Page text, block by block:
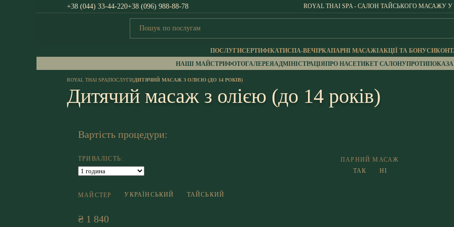
+38 (044) 33-44-220+38 (096) 988-88-78 ROYAL THAI SPA - САЛОН ТАЙСЬКОГО МАСАЖУ У
ПОСЛУГИСЕРТИФІКАТИСПА-ВЕЧІРКАПАРНІ МАСАЖІАКЦІЇ ТА БОНУСИ
НАШІ МАЙСТРИФОТОГАЛЕРЕЯАДМІНІСТРАЦІЯПРО НАСЕТИКЕТ САЛОНУ
ROYAL THAI SPA|ПОСЛУГИ|ДИТЯЧИЙ МАСАЖ З ОЛІЄЮ (ДО 14 РОКІВ)
Дитячий масаж з олією (до 14 років)
Вартість процедури:
ТРИВАЛІСТЬ:
ПАРНИЙ МАСАЖ
ТАК
НІ
МАЙСТЕР УКРАЇНСЬКИЙ ТАЙСЬКИЙ
₴ 1 840